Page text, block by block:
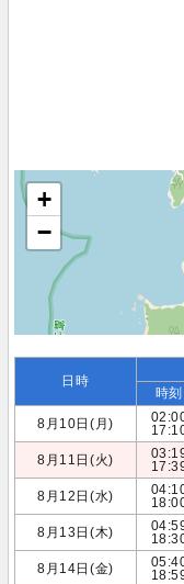
+
−
日時
時刻
8月10日(月)
8月11日(火)
8月12日(水)
8月13日(木)
8月14日(金)